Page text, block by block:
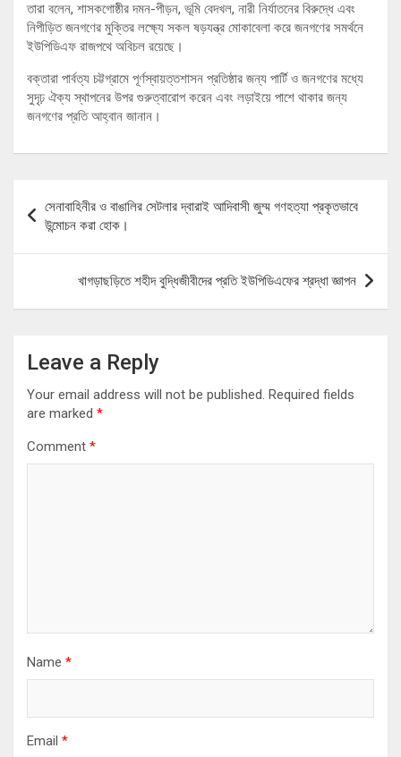
তারা বলেন, শাসকগোষ্ঠীর দমন-পীড়ন, ভূমি বেদখল, নারী নির্যাতনের বিরুদ্ধে এবং
নিপীড়িত জনগণের মুক্তির লক্ষ্যে সকল ষড়যন্ত্র মোকাবেলা করে জনগণের সমর্থনে
ইউপিডিএফ রাজপথে অবিচল রয়েছে।
বক্তারা পার্বত্য চট্টগ্রামে পূর্ণস্বায়ত্তশাসন প্রতিষ্ঠার জন্য পার্টি ও জনগণের মধ্যে
সুদৃঢ় ঐক্য স্থাপনের উপর গুরুত্বারোপ করেন এবং লড়াইয়ে পাশে থাকার জন্য
জনগণের প্রতি আহ্বান জানান।
navigation
সেনাবাহিনীর ও বাঙালির সেটলার দ্বারাই আদিবাসী জুম্ম গণহত্যা প্রকৃতভাবে
উন্মোচন করা হোক।
খাগড়াছড়িতে শহীদ বুদ্ধিজীবীদের প্রতি ইউপিডিএফের শ্রদ্ধা জ্ঞাপন
Leave a Reply
Your email address will not be published. Required fields
are marked *
Comment *
Name *
Email *